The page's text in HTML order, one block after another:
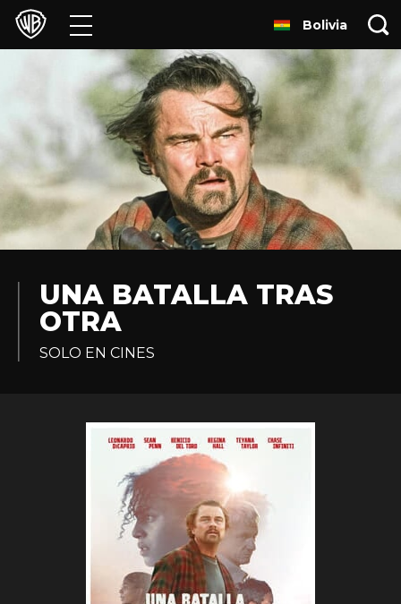
Películas
Juegos y Aplicaciones
Franquicias
Colecciones
Experiencias
Bolivia
UNA BATALLA TRAS
OTRA
SOLO EN CINES